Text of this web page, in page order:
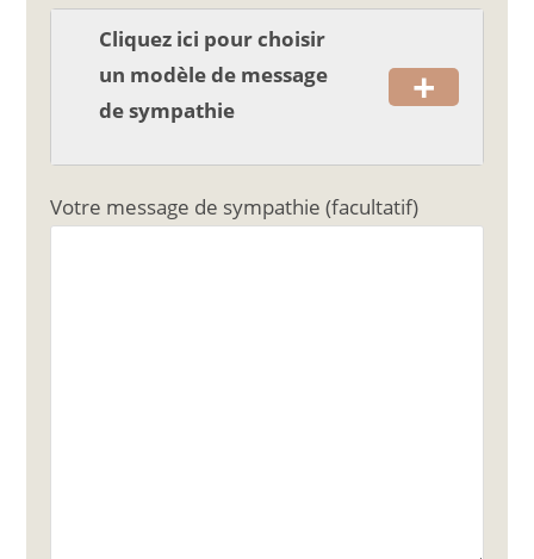
Cliquez ici pour choisir
un modèle de message
de sympathie
+
Votre message de sympathie (facultatif)